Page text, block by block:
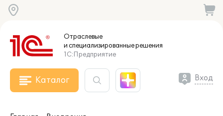
Отраслевые
и специализированныерешения
1С:Предприятие
Каталог Вход